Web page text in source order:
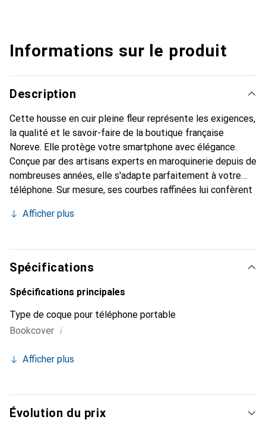
Informations sur le produit
Description
Cette housse en cuir pleine fleur représente les exigences,
la qualité et le savoir-faire de la boutique française
Noreve. Elle protège votre smartphone avec élégance.
Conçue par des artisans experts en maroquinerie depuis de
nombreuses années, elle s'adapte parfaitement à votre
téléphone. Sur mesure, ses courbes raffinées lui confèrent
et indispensable de votre smartphone. Reconnaître
marque Noreve est un choix sûr pour une clientèle
exigeante.
Afficher plus
Spécifications
Spécifications principales
Type de coque pour téléphone portable
Bookcover i
Afficher plus
Évolution du prix